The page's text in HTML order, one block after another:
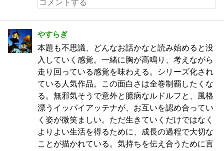
やすらぎ
本題も不思議、どんなお話かなと読み始めると没
入していく感覚。一緒に胸が高鳴り、考えながら
走り回っている感覚を味わえる。シリーズ化され
ている人気作品。この面白さは全巻制覇したくな
る。無邪気そうで意外と臆病なルドルフと、風格
漂うイッパイアッテナが、お互いを認め合ってい
く姿が微笑ましい。ただ生きていくだけではなく
よりよい生活を得るために、成長の過程で大切な
ことが描かれている。気持ちを伝え合うために言